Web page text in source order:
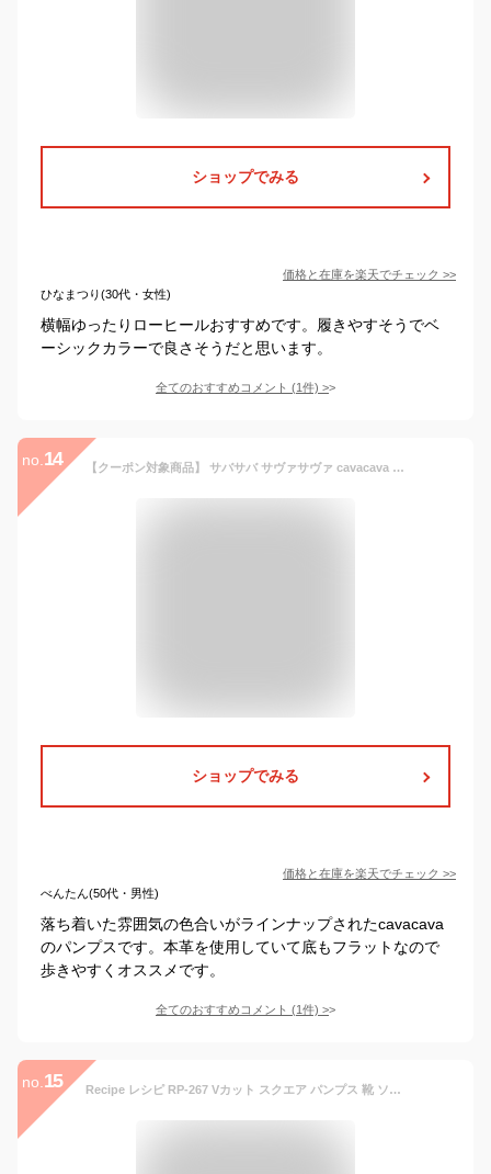
ショップでみる
価格と在庫を楽天でチェック >>
ひなまつり(30代・女性)
横幅ゆったりローヒールおすすめです。履きやすそうでベ
ーシックカラーで良さそうだと思います。
全てのおすすめコメント (1件) >
no. 14 【クーポン対象商品】 サバサバ サヴァサヴァ cavacava cava cava パンプス 本革 レザー ポインテッドトゥパンプス レディース 1320147 セール
ショップでみる
価格と在庫を楽天でチェック >>
べんたん(50代・男性)
落ち着いた雰囲気の色合いがラインナップされたcavacava
のパンプスです。本革を使用していて底もフラットなので
歩きやすくオススメです。
全てのおすすめコメント (1件) >
no. 15 Recipe レシピ RP-267 Vカット スクエア パンプス 靴 ソフトレザー フラット 267 人気 定番 日本製 本革 ナチュラル ペタンコ フラットシューズ tokyo basic 東京ベーシック【レディース】